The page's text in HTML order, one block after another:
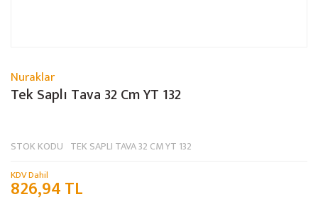
Nuraklar
Tek Saplı Tava 32 Cm YT 132
STOK KODU TEK SAPLI TAVA 32 CM YT 132
KDV Dahil
826,94 TL